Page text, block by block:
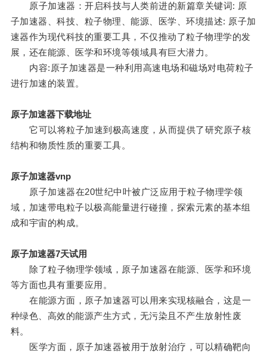
原子加速器：开启科技与人类前进的新篇章关键词: 原
子加速器、科技、粒子物理、能源、医学、环境描述: 原子加
速器作为现代科技的重要工具，不仅推动了粒子物理学的发
展，还在能源、医学和环境等领域具有巨大潜力。
内容:原子加速器是一种利用高速电场和磁场对电荷粒子
进行加速的装置。
原子加速器下载地址
它可以将粒子加速到极高速度，从而提供了研究原子核
结构和物质性质的重要工具。
原子加速器vnp
原子加速器在20世纪中叶被广泛应用于粒子物理学领
域，加速带电粒子以极高能量进行碰撞，探索元素的基本组
成和宇宙的构成。
原子加速器7天试用
除了粒子物理学领域，原子加速器在能源、医学和环境
等方面也具有重要应用。
在能源方面，原子加速器可以用来实现核融合，这是一
种绿色、高效的能源产生方式，无污染且不产生放射性废
料。
医学方面，原子加速器被用于放射治疗，可以精确靶向